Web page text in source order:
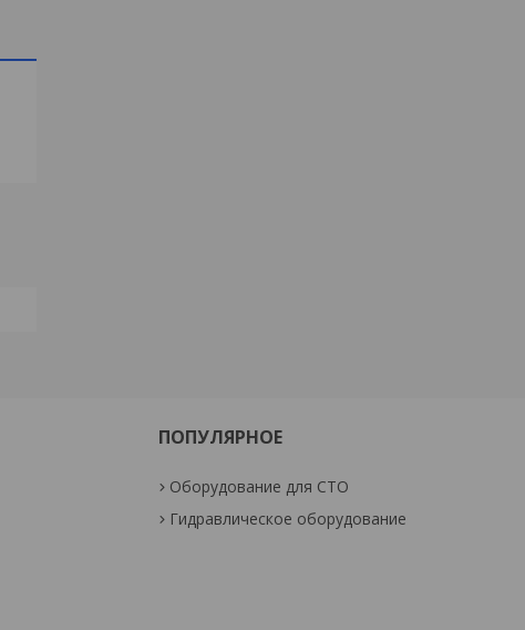
ПОПУЛЯРНОЕ
Оборудование для СТО
Гидравлическое оборудование